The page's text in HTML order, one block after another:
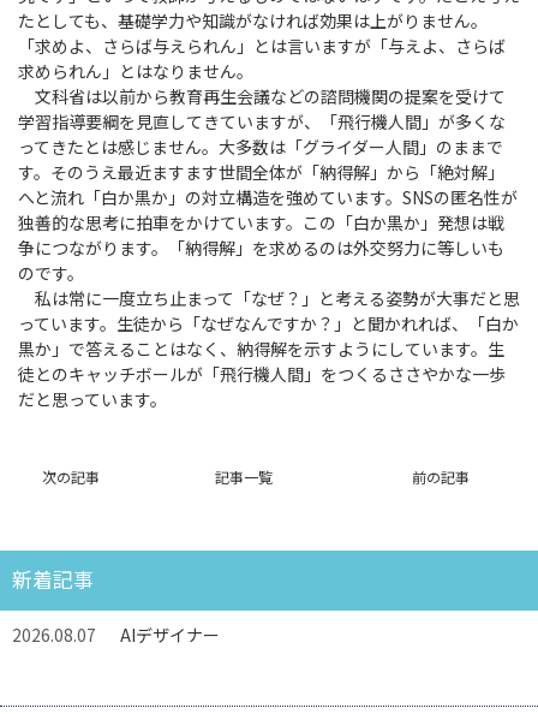
たとしても、基礎学力や知識がなければ効果は上がりません。
「求めよ、さらば与えられん」とは言いますが「与えよ、さらば
求められん」とはなりません。
文科省は以前から教育再生会議などの諮問機関の提案を受けて
学習指導要綱を見直してきていますが、「飛行機人間」が多くな
ってきたとは感じません。大多数は「グライダー人間」のままで
す。そのうえ最近ますます世間全体が「納得解」から「絶対解」
へと流れ「白か黒か」の対立構造を強めています。SNSの匿名性が
独善的な思考に拍車をかけています。この「白か黒か」発想は戦
争につながります。「納得解」を求めるのは外交努力に等しいも
のです。
私は常に一度立ち止まって「なぜ？」と考える姿勢が大事だと思
っています。生徒から「なぜなんですか？」と聞かれれば、「白か
黒か」で答えることはなく、納得解を示すようにしています。生
徒とのキャッチボールが「飛行機人間」をつくるささやかな一歩
だと思っています。
次の記事 記事一覧 前の記事
新着記事
2026.08.07 AIデザイナー